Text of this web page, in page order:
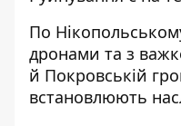
По
дронами та з
й Покровській
встановлюють